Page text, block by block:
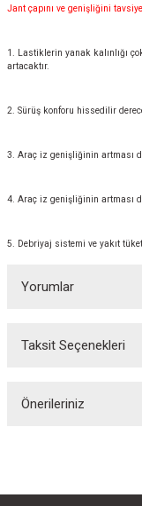
Jant çapını ve genişliğini
1. Lastiklerin yanak kalınlığı
artacaktır.
2. Sürüş konforu hissedilir
3. Araç iz genişliğinin artması
4. Araç iz genişliğinin artması
5. Debriyaj sistemi ve yakıt
Yorumlar
Bu
Taksit Seçenekleri
Önerileriniz
Görüş ve önerileriniz için